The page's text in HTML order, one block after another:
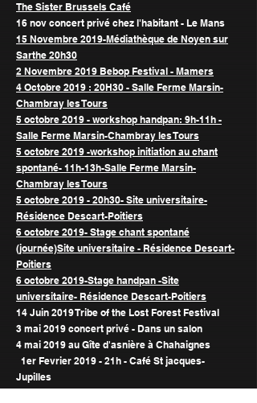
The Sister Brussels Café
16 nov concert privé chez l'habitant - Le Mans
15 Novembre 2019-Médiathèque de Noyen sur
Sarthe 20h30
2 Novembre 2019 Bebop Festival - Mamers
4 Octobre 2019 : 20H30 - Salle Ferme Marsin-
Chambray les Tours
5 octobre 2019 - workshop handpan: 9h-11h -
Salle Ferme Marsin-Chambray les Tours
5 octobre 2019 -workshop initiation au chant
spontané- 11h-13h-Salle Ferme Marsin-
Chambray les Tours
5 octobre 2019 - 20h30- Site universitaire-
Résidence Descart-Poitiers
6 octobre 2019- Stage chant spontané
(journée)Site universitaire - Résidence Descart-
Poitiers
6 octobre 2019-Stage handpan -Site
universitaire- Résidence Descart-Poitiers
14 Juin 2019 Tribe of the Lost Forest Festival
3 mai 2019 concert privé - Dans un salon
4 mai 2019 au Gîte d'asnière à Chahaignes
1er Fevrier 2019 - 21h - Café St jacques-
Jupilles